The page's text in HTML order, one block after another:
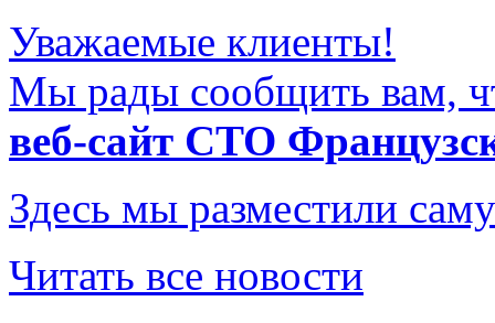
Уважаемые клиенты!
Мы рады сообщить вам,
веб-сайт СТО
Здесь мы разместили
Читать все новости